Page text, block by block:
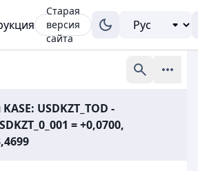
Старая
версия
сайта
USDKZT_TOD -
= +0,0700,